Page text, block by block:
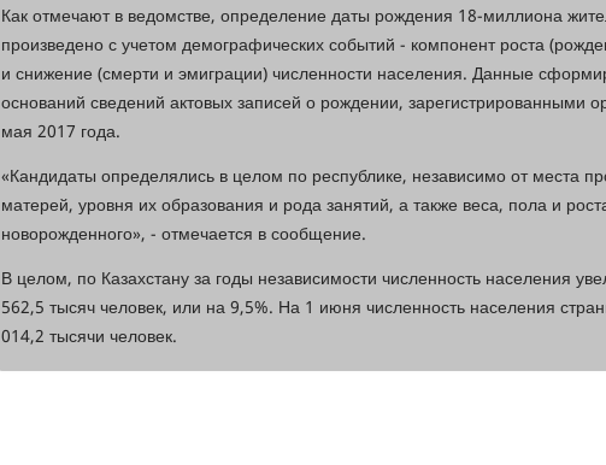
Как отмечают в ведомстве, определение даты рождения 18-миллиона
произведено с учетом демографических событий - компонент роста
и снижение (смерти и эмиграции) численности населения. Данные
оснований сведений актовых записей о рождении, зарегистрированными
мая 2017 года.
«Кандидаты определялись в целом по республике, независимо от места
матерей, уровня их образования и рода занятий, а также веса, пола и
новорожденного», - отмечается в сообщение.
В целом, по Казахстану за годы независимости численность населения
562,5 тысяч человек, или на 9,5%. На 1 июня численность населения
014,2 тысячи человек.